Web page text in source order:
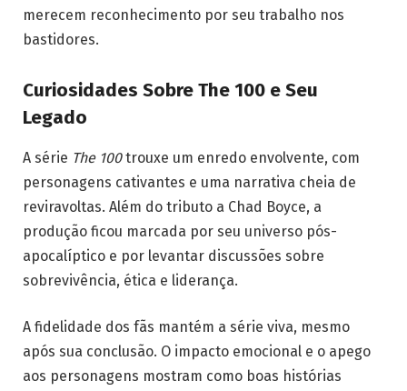
merecem reconhecimento por seu trabalho nos
bastidores.
Curiosidades Sobre The 100 e Seu
Legado
A série The 100trouxe um enredo envolvente, com
personagens cativantes e uma narrativa cheia de
reviravoltas. Além do tributo a Chad Boyce, a
produção ficou marcada por seu universo pós-
apocalíptico e por levantar discussões sobre
sobrevivência, ética e liderança.
A fidelidade dos fãs mantém a série viva, mesmo
após sua conclusão. O impacto emocional e o apego
aos personagens mostram como boas histórias